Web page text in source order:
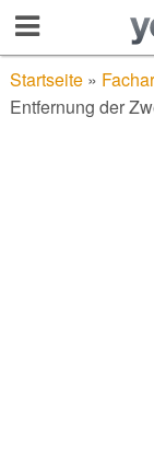
Startseite»
Entfernung der